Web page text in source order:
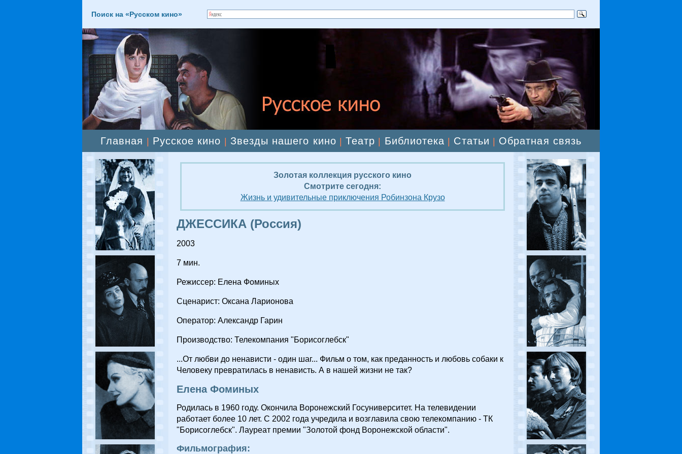
Поиск на «Русском кино»
Главная Русское кино Звезды нашего кино |Театр Библиотека Статьи Обратная связь
Золотая коллекция русского кино
Смотрите сегодня:
Жизнь и удивительные приключения Робинзона Крузо
ДЖЕССИКА (Россия)
2003
7 мин.
Режиссер: Елена Фоминых
Сценарист: Оксана Ларионова
Оператор: Александр Гарин
Производство: Телекомпания "Борисоглебск"
...От любви до ненависти - один шаг... Фильм о том, как преданность и любовь собаки к
Человеку превратилась в ненависть. А в нашей жизни не так?
Елена Фоминых
Родилась в 1960 году. Окончила Воронежский Госуниверситет. На телевидении
работает более 10 лет. С 2002 года учредила и возглавила свою телекомпанию - ТК
"Борисоглебск". Лауреат премии "Золотой фонд Воронежской области".
Фильмография: